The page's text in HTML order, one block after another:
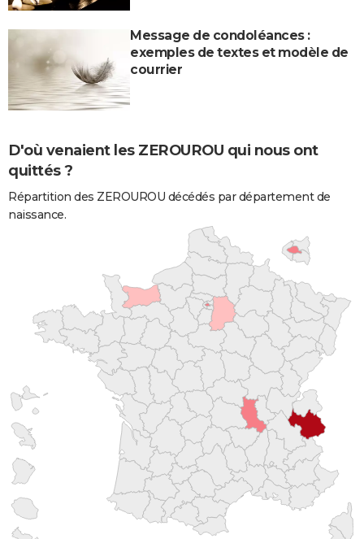
Message de condoléances :
exemples de textes et modèle de
courrier
D'où venaient les ZEROUROU qui nous ont
quittés ?
Répartition des ZEROUROU décédés par département de
naissance.